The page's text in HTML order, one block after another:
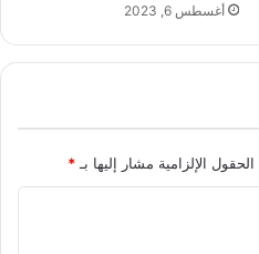
أغسطس 6, 2023
الحقول الإلزامية مشار إليها بـ*